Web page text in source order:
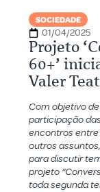
SOCIEDADE
01/04/2025
Projeto
60+’
Valer
Com objetivo
participação
encontros
outros
para discutir
projeto
toda segunda